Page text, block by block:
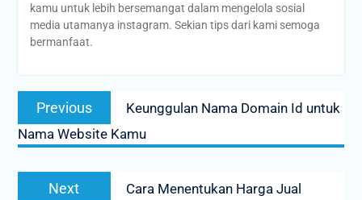
kamu untuk lebih bersemangat dalam mengelola sosial
media utamanya instagram. Sekian tips dari kami semoga
bermanfaat.
Post
navigation
Previous
post:
Keunggulan Nama Domain Id untuk
Nama Website Kamu
Next
Cara Menentukan Harga Jual